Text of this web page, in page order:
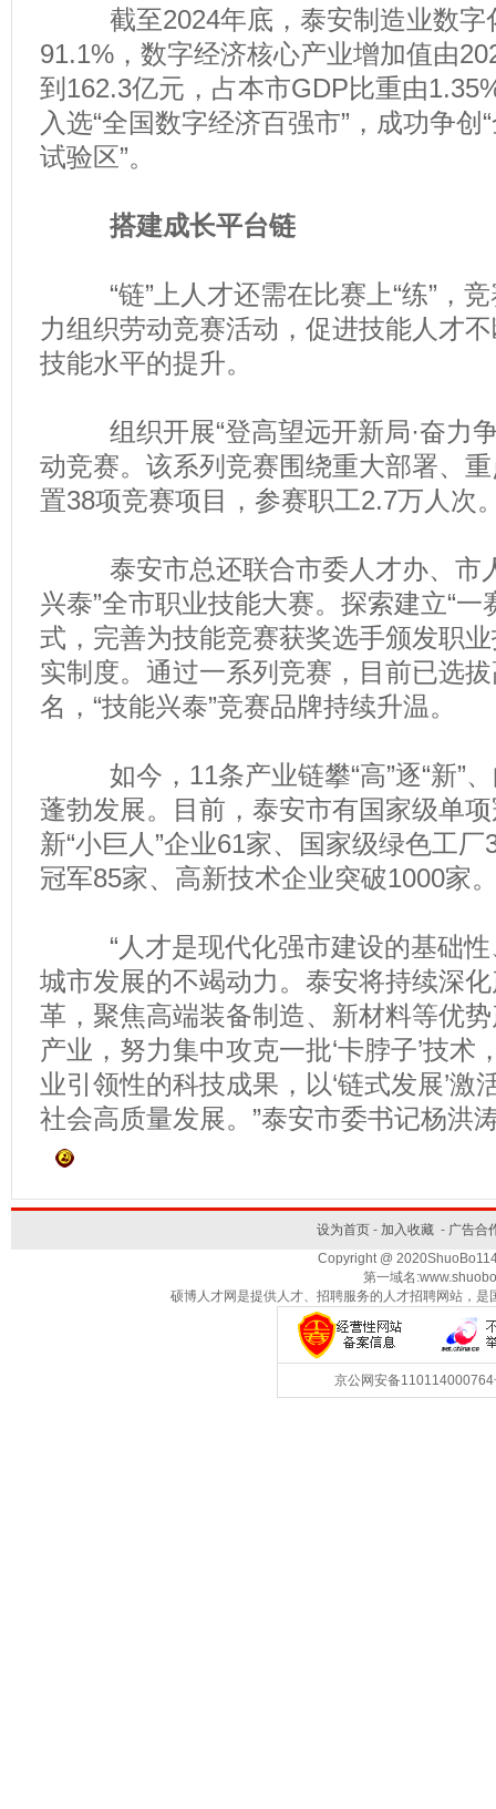
截至2024年底，泰安制造业数字
91.1%，数字经济核心产业增加值由
到162.3亿元，占本市GDP比重由
入选“全国数字经济百强市”，成功争
试验区”。
搭建成长平台链
“链”上人才还需在比赛上“练”，竞
力组织劳动竞赛活动，促进技能人才
技能水平的提升。
组织开展“登高望远开新局·奋力争
动竞赛。该系列竞赛围绕重大部署、
置38项竞赛项目，参赛职工2.7万人次
泰安市总还联合市委人才办、市人
兴泰”全市职业技能大赛。探索建立“一
式，完善为技能竞赛获奖选手颁发职
实制度。通过一系列竞赛，目前已选
名，“技能兴泰”竞赛品牌持续升温。
如今，11条产业链攀“高”逐“新”、
蓬勃发展。目前，泰安市有国家级单
新“小巨人”企业61家、国家级绿色工
冠军85家、高新技术企业突破1000家
“人才是现代化强市建设的基础性
城市发展的不竭动力。泰安将持续深
革，聚焦高端装备制造、新材料等优
产业，努力集中攻克一批‘卡脖子’技术
业引领性的科技成果，以‘链式发展’激
社会高质量发展。”泰安市委书记杨洪
设为首页- 加入收藏- 广告合
Copyright @
第一域名
硕博人才网是提供人才、招聘服务的人才招聘网站，
京公网安备